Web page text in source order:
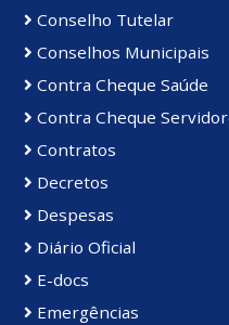
Conselho Tutelar
Conselhos Municipais
Contra Cheque Saúde
Contra Cheque
Contratos
Decretos
Despesas
Diário Oficial
E-docs
Emergências